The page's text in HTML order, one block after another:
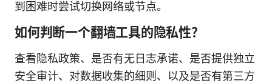
到困难时尝试切换网络或节点。
如何判断一个翻墙工具的隐私性？
查看隐私政策、是否有无日志承诺、是否提供独立
安全审计、对数据收集的细则、以及是否有第三方